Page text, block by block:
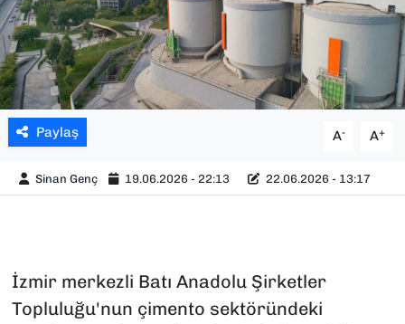
Paylaş A- A+
Sinan Genç 19.06.2026 - 22:13 22.06.2026 - 13:17
İzmir merkezli Batı Anadolu Şirketler
Topluluğu'nun çimento sektöründeki